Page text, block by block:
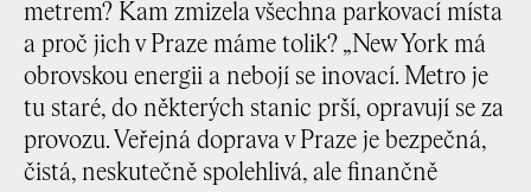
metrem? Kam zmizela všechna parkovací místa
a proč jich v Praze máme tolik? „New York má
obrovskou energii a nebojí se inovací. Metro je
tu staré, do některých stanic prší, opravují se za
provozu. Veřejná doprava v Praze je bezpečná,
čistá, neskutečně spolehlivá, ale finančně